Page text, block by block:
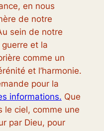
en nous
de notre
sein de notre
et la
comme un
et l’harmonie.
pour la
informations. Que
le ciel, comme une
par Dieu, pour